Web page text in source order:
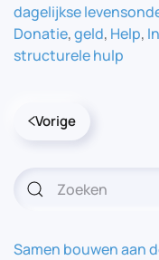
dagelijkse
Donatie,geld, Help,
structurele hulp
Vorige
Samen bouwen aan